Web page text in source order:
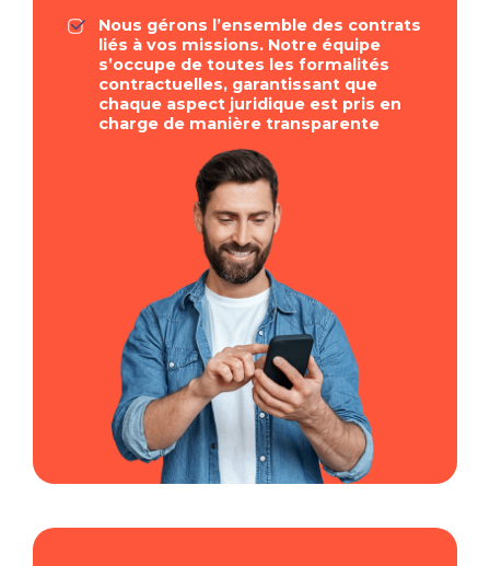
Nous gérons l’ensemble des contrats
liés à vos missions. Notre équipe
s’occupe de toutes les formalités
contractuelles, garantissant que
chaque aspect juridique est pris en
charge de manière transparente